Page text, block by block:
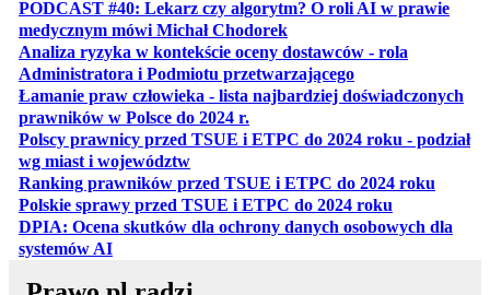
PODCAST #40: Lekarz czy algorytm? O roli AI w prawie
medycznym mówi Michał Chodorekotwiera się w nowej karcie
Analiza ryzyka w kontekście oceny dostawców - rola
Administratora i Podmiotu przetwarzającegootwiera się w
Łamanie praw człowieka - lista najbardziej doświadczonych
prawników w Polsce do 2024 r.
Polscy prawnicy przed TSUE i ETPC do 2024 roku - podział
wg miast i województwotwiera się w nowej karcie
Ranking prawników przed TSUE i ETPC do 2024 roku
Polskie sprawy przed TSUE i ETPC do 2024 roku
DPIA: Ocena skutków dla ochrony danych osobowych dla
systemów AIotwiera się w nowej karcie